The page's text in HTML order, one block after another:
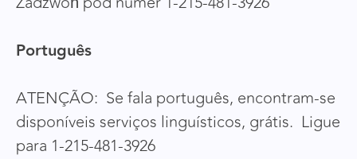
Português
ATENÇÃO: Se fala português, encontram-se
disponíveis serviços linguísticos, grátis. Ligue
para 1-215-481-3926